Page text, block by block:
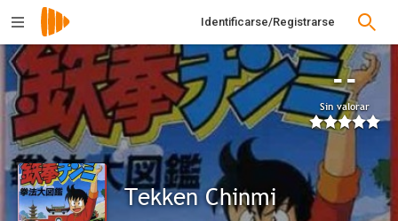
Identificarse/Registrarse
--
Sin valorar
Tekken Chinmi